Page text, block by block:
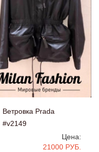
Ветровка Prada
#v2149
Цена:
21000 РУБ.